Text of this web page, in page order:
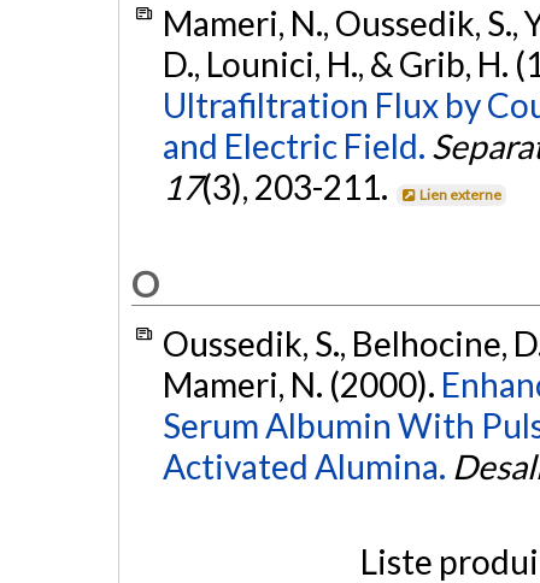
Mameri, N., Oussedik, S.,
D., Lounici, H., & Grib, H.
Ultrafiltration Flux by
and Electric Field.
17(3), 203-211. Lien externe
O
Oussedik, S., Belhocine,
Mameri, N. (2000).
Serum Albumin With
Activated Alumina.
Liste